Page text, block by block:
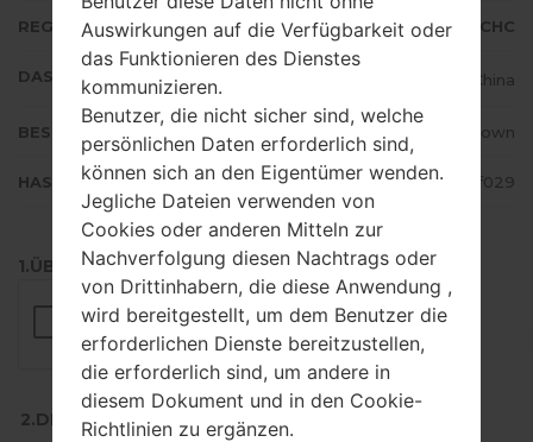
REGION CHC
DAS LAND China
BESCHREIBUNG Unknown
HASH ec23094687be1b65522c11450507f029
1.ÜBERPRÜFEN SIE AUF RECAPTCHA
2.DRÜCKEN SIE ZUM HERUNTERLADEN
Auswirkungen auf die Verfügbarkeit oder
das Funktionieren des Dienstes
kommunizieren.
Benutzer, die nicht sicher sind, welche
persönlichen Daten erforderlich sind,
können sich an den Eigentümer wenden.
Jegliche Dateien verwenden von
Cookies oder anderen Mitteln zur
Nachverfolgung diesen Nachtrags oder
von Drittinhabern, die diese Anwendung ,
wird bereitgestellt, um dem Benutzer die
erforderlichen Dienste bereitzustellen,
die erforderlich sind, um andere in
diesem Dokument und in den Cookie-
Richtlinien zu ergänzen.